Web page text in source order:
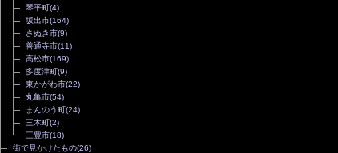
琴平町(4)
坂出市(164)
さぬき市(9)
善通寺市(11)
高松市(169)
多度津町(9)
東かがわ市(22)
丸亀市(54)
まんのう町(24)
三木町(2)
三豊市(18)
街で見かけたもの(26)